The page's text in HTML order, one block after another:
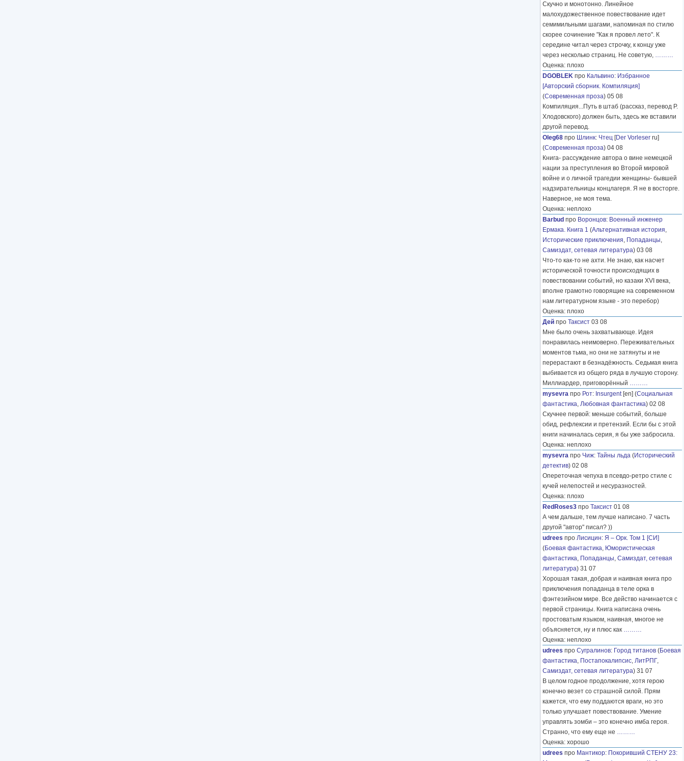
Скучно и монотонно. Линейное
малохудожественное повествование идет
семимильными шагами, напоминая по стилю
скорее сочинение "Как я провел лето". К
середине читал через строчку, к концу уже
через несколько страниц. Не советую, ………
Оценка: плохо
DGOBLEK про Кальвино: Избранное
[Авторский сборник. Компиляция]
(Современная проза) 05 08
Компиляция...Путь в штаб (рассказ, перевод Р.
Хлодовского) должен быть, здесь же вставили
другой перевод.
Oleg68 про Шлинк: Чтец [Der Vorleser ru]
(Современная проза) 04 08
Книга- рассуждение автора о вине немецкой
нации за преступления во Второй мировой
войне и о личной трагедии женщины- бывшей
надзирательницы концлагеря. Я не в восторге.
Наверное, не моя тема.
Оценка: неплохо
Barbud про Воронцов: Военный инженер
Ермака. Книга 1 (Альтернативная история,
Исторические приключения, Попаданцы,
Самиздат, сетевая литература) 03 08
Что-то как-то не ахти. Не знаю, как насчет
исторической точности происходящих в
повествовании событий, но казаки XVI века,
вполне грамотно говорящие на современном
нам литературном языке - это перебор)
Оценка: плохо
Дей про Таксист 03 08
Мне было очень захватывающе. Идея
понравилась неимоверно. Переживательных
моментов тьма, но они не затянуты и не
перерастают в безнадёжность. Седьмая книга
выбивается из общего ряда в лучшую сторону.
Миллиардер, приговорённый ………
mysevra про Рот: Insurgent[en] (Социальная
фантастика, Любовная фантастика) 02 08
Скучнее первой: меньше событий, больше
обид, рефлексии и претензий. Если бы с этой
книги начиналась серия, я бы уже забросила.
Оценка: неплохо
mysevra про Чиж: Тайны льда (Исторический
детектив) 02 08
Опереточная чепуха в псевдо-ретро стиле с
кучей нелепостей и несуразностей.
Оценка: плохо
RedRoses3 про Таксист 01 08
А чем дальше, тем лучше написано. 7 часть
другой "автор" писал? ))
udrees про Лисицин: Я – Орк. Том 1 [СИ]
(Боевая фантастика, Юмористическая
фантастика, Попаданцы, Самиздат, сетевая
литература) 31 07
Хорошая такая, добрая и наивная книга про
приключения попаданца в теле орка в
фэнтезийном мире. Все действо начинается с
первой страницы. Книга написана очень
простоватым языком, наивная, многое не
объясняется, ну и плюс как ………
Оценка: неплохо
udrees про Сугралинов: Город титанов (Боевая
фантастика, Постапокалипсис, ЛитРПГ,
Самиздат, сетевая литература) 31 07
В целом годное продолжение, хотя герою
конечно везет со страшной силой. Прям
кажется, что ему поддаются враги, но это
только улучшает повествование. Умение
управлять зомби – это конечно имба героя.
Странно, что ему еще не ………
Оценка: хорошо
udrees про Мантикор: Покоривший СТЕНУ 23: